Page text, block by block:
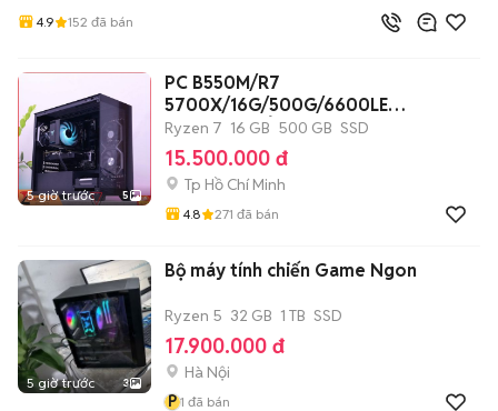
4.9 152 đã bán
5 giờ trước 5
PC B550M/R7
5700X/16G/500G/6600LE
8G/650W/TẢN/CASE
Ryzen 7 16 GB 500 GB SSD
15.500.000 đ
Tp Hồ Chí Minh
4.8 271 đã bán
5 giờ trước 3
Bộ máy tính chiến Game Ngon
Ryzen 5 32 GB 1 TB SSD
17.900.000 đ
Hà Nội
P 1 đã bán